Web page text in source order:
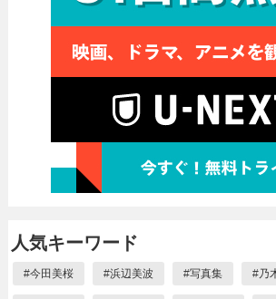
人気キーワード
#今田美桜 #浜辺美波 #写真集 #乃